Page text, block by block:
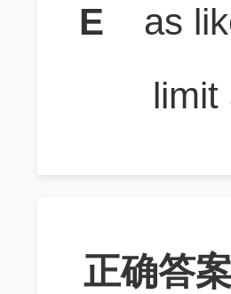
E
as
limit
正确答